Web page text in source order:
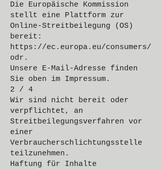
Die Europäische Kommission
stellt eine Plattform zur
Online-Streitbeilegung (OS)
bereit:
https://ec.europa.eu/consumers/
odr.
Unsere E-Mail-Adresse finden
Sie oben im Impressum.
2 / 4
Wir sind nicht bereit oder
verpflichtet, an
Streitbeilegungsverfahren vor
einer
Verbraucherschlichtungsstelle
teilzunehmen.
Haftung für Inhalte